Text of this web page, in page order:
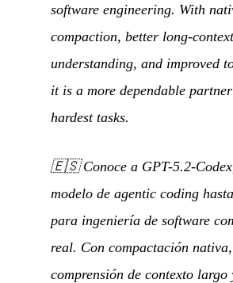
software engineering. With
compaction, better long-context
understanding, and improved
it is a more dependable
hardest tasks.
🇪🇸Conoce a GPT-5.2-
modelo de agentic coding
para ingeniería de software
real. Con compactación
comprensión de contexto largo